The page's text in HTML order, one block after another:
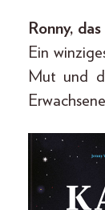
Ronny,
Ein
Mut und